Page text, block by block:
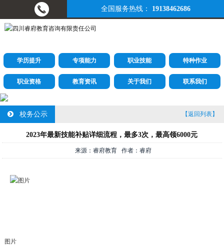
全国服务热线： 19138462686
学历提升 专项能力 职业技能 特种作业
职业资格 教育资讯 关于我们 联系我们
校务公示 【返回列表】
2023年最新技能补贴详细流程，最多3次，最高领6000元
来源：睿府教育 作者：睿府
图片